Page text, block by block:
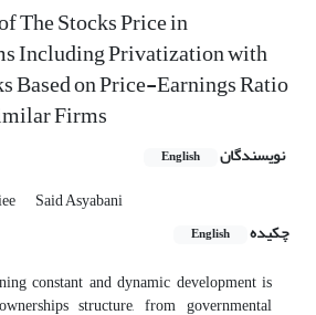
The Stocks Price in
Including Privatization with
Based on Price-Earnings Ratio
Firms
نویسندگان English
Said Asyabani
چکیده
English
constant and dynamic development is
structure, from governmental